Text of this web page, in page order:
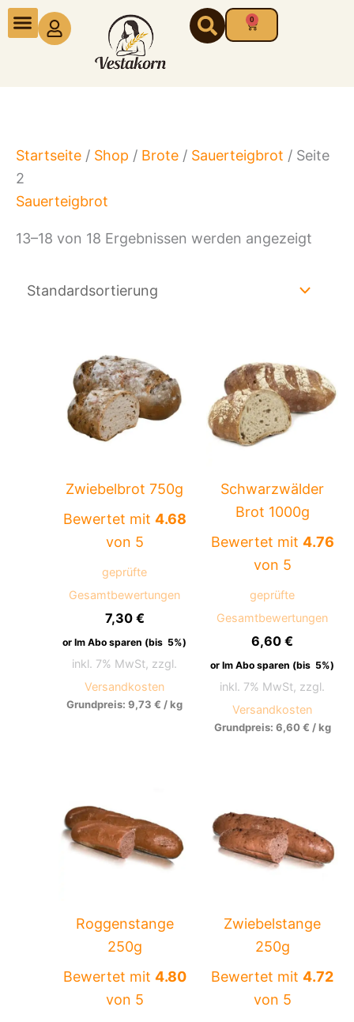
Zum
Inhalt
0
Warenkorb
Startseite / Shop / Brote / Sauerteigbrot / Seite
2
Sauerteigbrot
13–18 von 18 Ergebnissen werden angezeigt
Zwiebelbrot 750g
Bewertet mit 4.68
von 5
geprüfte
Gesamtbewertungen
7,30 €
or Im Abo sparen (bis 5%)
inkl. 7% MwSt, zzgl.
Versandkosten
Grundpreis: 9,73 € /kg
Schwarzwälder
Brot 1000g
Bewertet mit 4.76
von 5
geprüfte
Gesamtbewertungen
6,60 €
or Im Abo sparen (bis 5%)
inkl. 7% MwSt, zzgl.
Versandkosten
Grundpreis: 6,60€ /kg
Roggenstange
250g
Bewertet mit 4.80
von 5
Zwiebelstange
250g
Bewertet mit 4.72
von 5